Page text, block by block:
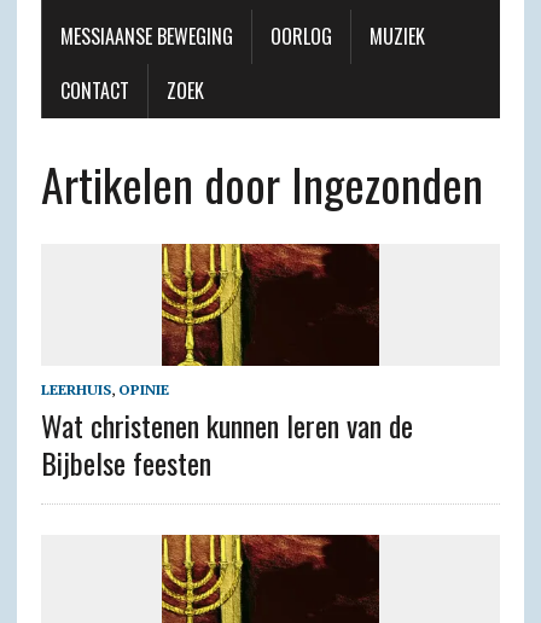
MESSIAANSE BEWEGING
OORLOG
MUZIEK
CONTACT
ZOEK
Artikelen door Ingezonden
LEERHUIS, OPINIE
Wat christenen kunnen leren van de
Bijbelse feesten